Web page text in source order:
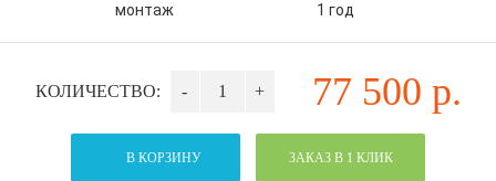
монтаж
1 год
КОЛИЧЕСТВО: - + 77 500 р.
В КОРЗИНУ ЗАКАЗ В 1 КЛИК